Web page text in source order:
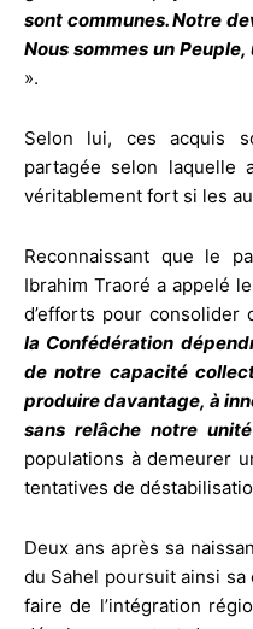
sont communes. Notre
Nous sommes un
».
Selon lui, ces acquis
partagée selon laquelle
véritablement fort si les
Reconnaissant que le
Ibrahim Traoré a appelé
d’efforts pour consolider
la Confédération
de notre capacité
produire davantage, à
sans relâche notre unité
populations à demeurer
tentatives de
Deux ans après sa
du Sahel poursuit ainsi sa
faire de l’intégration